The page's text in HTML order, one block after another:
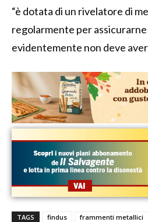
“è dotata di un rivelatore di
regolarmente per assicurarne
evidentemente non deve
TAGS findus frammenti metallici